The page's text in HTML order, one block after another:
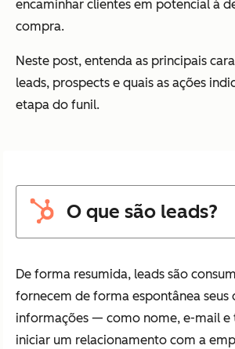
encaminhar clientes em potencial à
compra.
Neste post, entenda as principais
leads, prospects e quais as ações
etapa do funil.
O que são leads?
De forma resumida, leads são
fornecem de forma espontânea seus
informações — como nome, e-mail
iniciar um relacionamento com a